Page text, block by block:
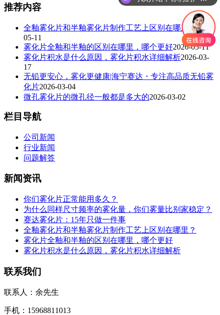
推荐内容
全釉雾化片和半釉雾化片制作工艺上区别在哪里？2026-
05-11
雾化片全釉和半釉的区别在哪里，哪个更好2026-05-11
雾化片积水是什么原因，雾化片积水详细解析2026-03-
17
无铅更安心，雾化更健康|海宁赛达・专注高品质无铅雾
化片2026-03-04
微孔雾化片的微孔径一般都是多大的2026-03-02
栏目导航
公司新闻
行业新闻
问题解答
新闻资讯
你们雾化片正常能用多久？
为什么同样尺寸频率的雾化量，你们雾量比别家稳定？
赛达雾化片：15年只做一件事
全釉雾化片和半釉雾化片制作工艺上区别在哪里？
雾化片全釉和半釉的区别在哪里，哪个更好
雾化片积水是什么原因，雾化片积水详细解析
联系我们
联系人：余先生
手机：15968811013